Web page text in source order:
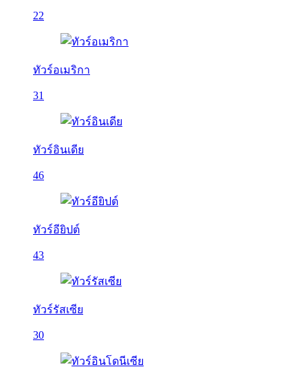
22
ทัวร์อเมริกา
31
ทัวร์อินเดีย
46
ทัวร์อียิปต์
43
ทัวร์รัสเซีย
30